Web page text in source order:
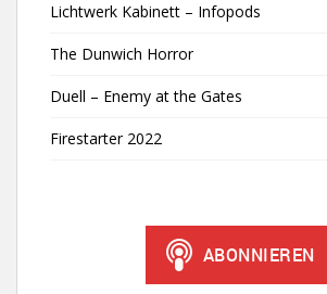
Lichtwerk Kabinett – Infopods
The Dunwich Horror
Duell – Enemy at the Gates
Firestarter 2022